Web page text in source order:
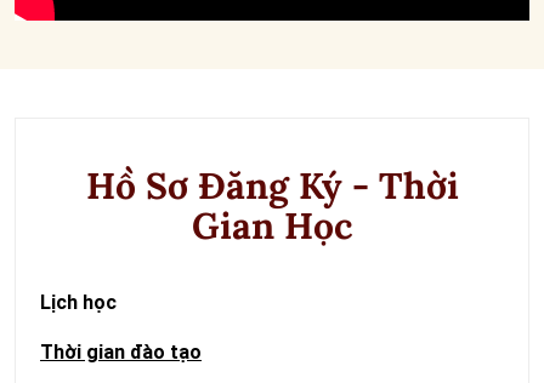
Hồ Sơ Đăng Ký - Thời
Gian Học
Lịch học
Thời gian đào tạo